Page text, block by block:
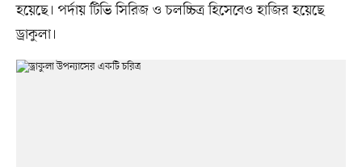
হয়েছে। পর্দায় টিভি সিরিজ ও চলচ্চিত্র হিসেবেও হাজির হয়েছে
ড্রাকুলা।